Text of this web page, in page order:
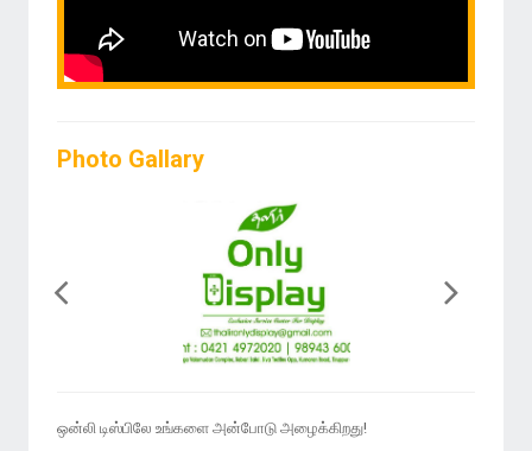
Photo Gallary
ஒன்லி டிஸ்பிலே உங்களை அன்போடு அழைக்கிறது!